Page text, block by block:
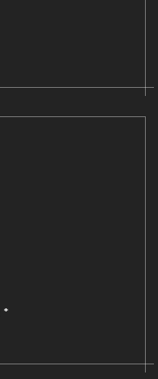
*